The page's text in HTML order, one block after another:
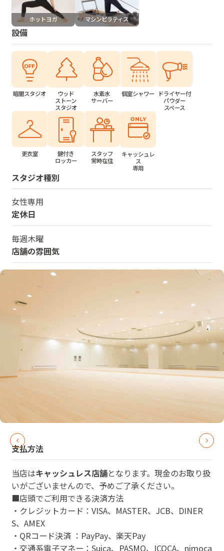
ホットヨガ マシンピラティス
設備
暗闇スタジオ
ウッド
ストーン
スタジオ
水素水
サーバー
個室シャワー
ドライヤー付
パウダー
スペース
更衣室
鍵付き
ロッカー
スタッフ
常時在住
キャッシュレ
ス
専用
スタジオ種別
女性専用
定休日
毎週木曜
店舗の雰囲気
支払方法
当店はキャッシュレス店舗となります。現金のお取り扱
いがございませんので、予めご了承ください。
■店頭でご利用できる決済方法
・クレジットカード：VISA、MASTER、JCB、DINER
S、AMEX
・QRコード決済 ：PayPay、楽天Pay
・交通系電子マネー：Suica、PASMO、ICOCA、nimoca